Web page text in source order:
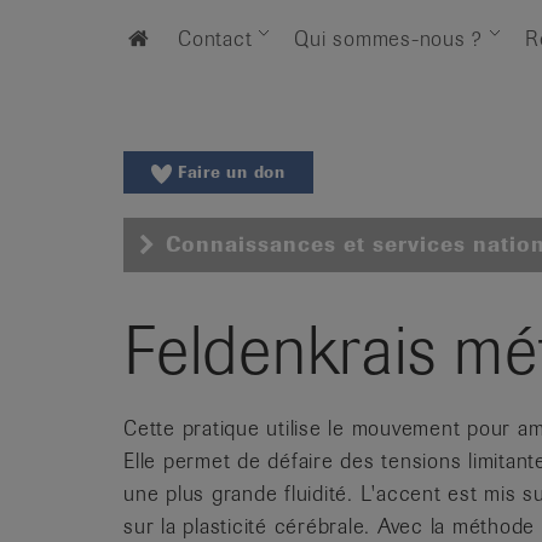
Home
Contact Qui sommes-nous ?
Faire un don
Connaissances et services
Feldenkrais
Cette pratique utilise le mouvement pour
Elle permet de défaire des tensions
une plus grande fluidité. L'accent est mis
sur la plasticité cérébrale. Avec la